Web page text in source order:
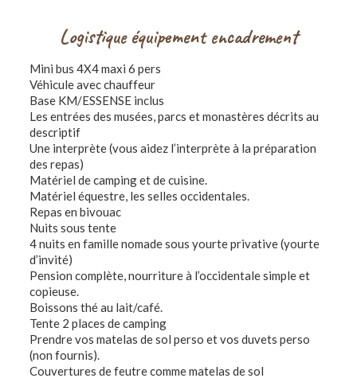
Logistique équipement encadrement
Mini bus 4X4 maxi 6 pers
Véhicule avec chauffeur
Base KM/ESSENSE inclus
Les entrées des musées, parcs et monastères décrits au
descriptif
Une interprète (vous aidez l’interprète à la préparation
des repas)
Matériel de camping et de cuisine.
Matériel équestre, les selles occidentales.
Repas en bivouac
Nuits sous tente
4 nuits en famille nomade sous yourte privative (yourte
d’invité)
Pension complète, nourriture à l’occidentale simple et
copieuse.
Boissons thé au lait/café.
Tente 2 places de camping
Prendre vos matelas de sol perso et vos duvets perso
(non fournis).
Couvertures de feutre comme matelas de sol